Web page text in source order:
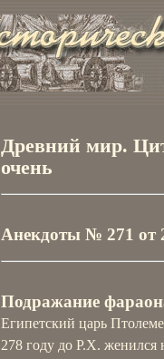
Древний мир.
очень
Анекдоты № 271 от
Подражание
Египетский царь
278 году до Р.Х. женился